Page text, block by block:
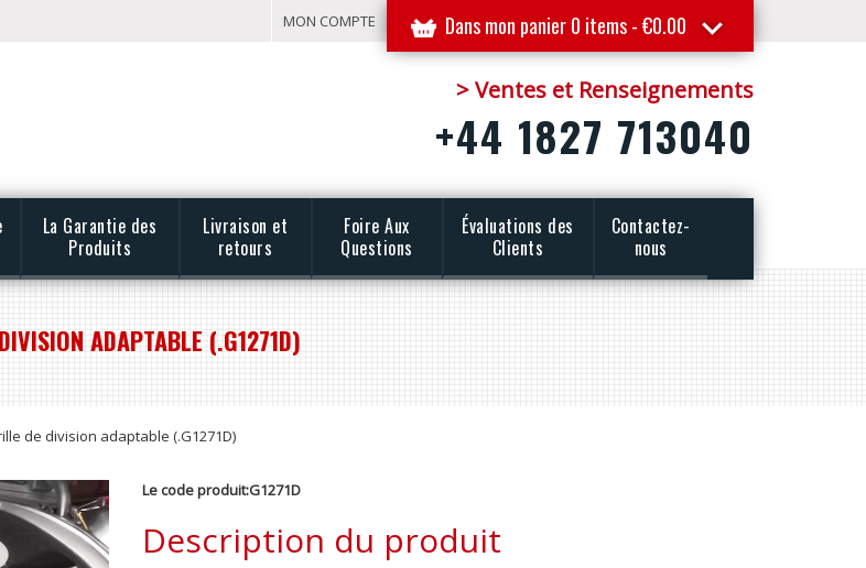
Dans mon panier 0 items -€0.00
MON COMPTE
> Ventes et Renseignements
+44 1827 713040
La Garantie des
Produits
Livraison et
retours
Foire Aux
Questions
Évaluations des
Clients
Contactez-
nous
ADAPTABLE (.G1271D)
de division adaptable (.G1271D)
Le code produit:G1271D
Description du produit